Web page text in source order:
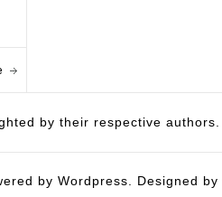
by their respective authors.
by Wordpress. Designed by